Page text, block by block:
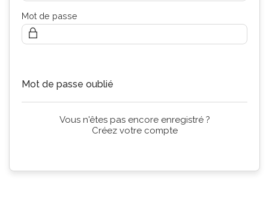
Mot de passe
Mot de passe oublié
Vous n'êtes pas encore enregistré ?
Créez votre compte